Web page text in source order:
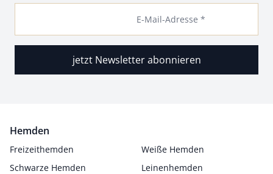
E-Mail-Adresse *
jetzt Newsletter abonnieren
Hemden
Freizeithemden
Weiße Hemden
Schwarze Hemden
Leinenhemden